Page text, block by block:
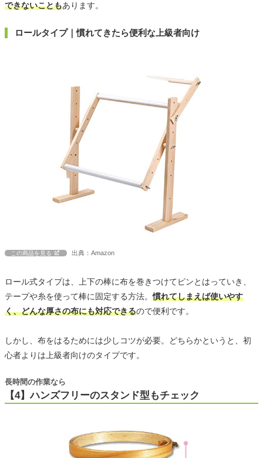
できないこともあります。
ロールタイプ｜慣れてきたら便利な上級者向け
この商品を見る 出典：Amazon
ロール式タイプは、上下の棒に布を巻きつけてピンとはっていき、
テープや糸を使って棒に固定する方法。慣れてしまえば使いやす
く、どんな厚さの布にも対応できるので便利です。
しかし、布をはるためには少しコツが必要。どちらかというと、初
心者よりは上級者向けのタイプです。
【4】ハンズフリーのスタンド型もチェック
長時間の作業なら